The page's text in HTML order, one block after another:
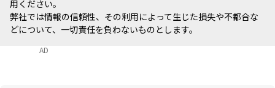
用ください。
弊社では情報の信頼性、その利用によって生じた損失や不都合な
どについて、一切責任を負わないものとします。
AD